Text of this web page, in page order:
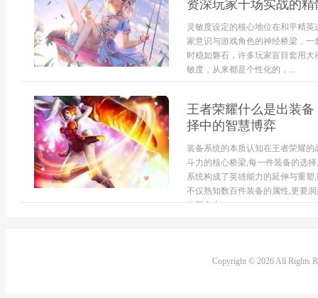
资深玩家千场实战的精
灵敏度设定的核心地位在和平精
家意识与游戏角色的神经桥梁，
时稳如磐石，许多玩家盲目套用
敏度，从来都是个性化的，...
王者荣耀什么是出装
择中的智慧博弈
装备系统的本质认知在王者荣耀
斗力的核心桥梁,每一件装备的选
系统构成了英雄能力的延伸与重
不仅熟知数百件装备的属性,更要
的契合出...
Copyright © 2026 All Rights